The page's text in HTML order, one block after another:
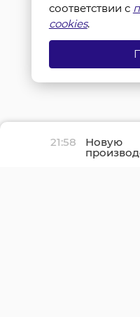
21:58 Новую
соответствии с
cookies.